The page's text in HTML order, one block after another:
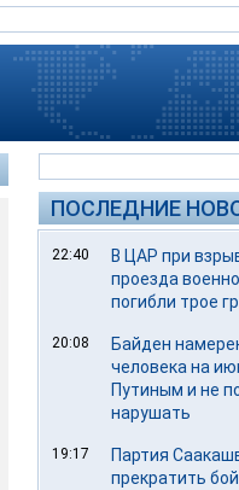
ПОСЛЕДНИЕ
22:40
В ЦАР при
проезда
погибли трое
20:08
Байден
человека на
Путиным и не
нарушать
19:17
Партия
прекратить